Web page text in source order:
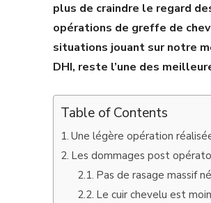
plus de craindre le regard
opérations de greffe de
situations jouant sur notre
DHI, reste l’une des
Table of Contents
Une légère opération
Les dommages post
Pas de rasage massif
Le cuir chevelu est